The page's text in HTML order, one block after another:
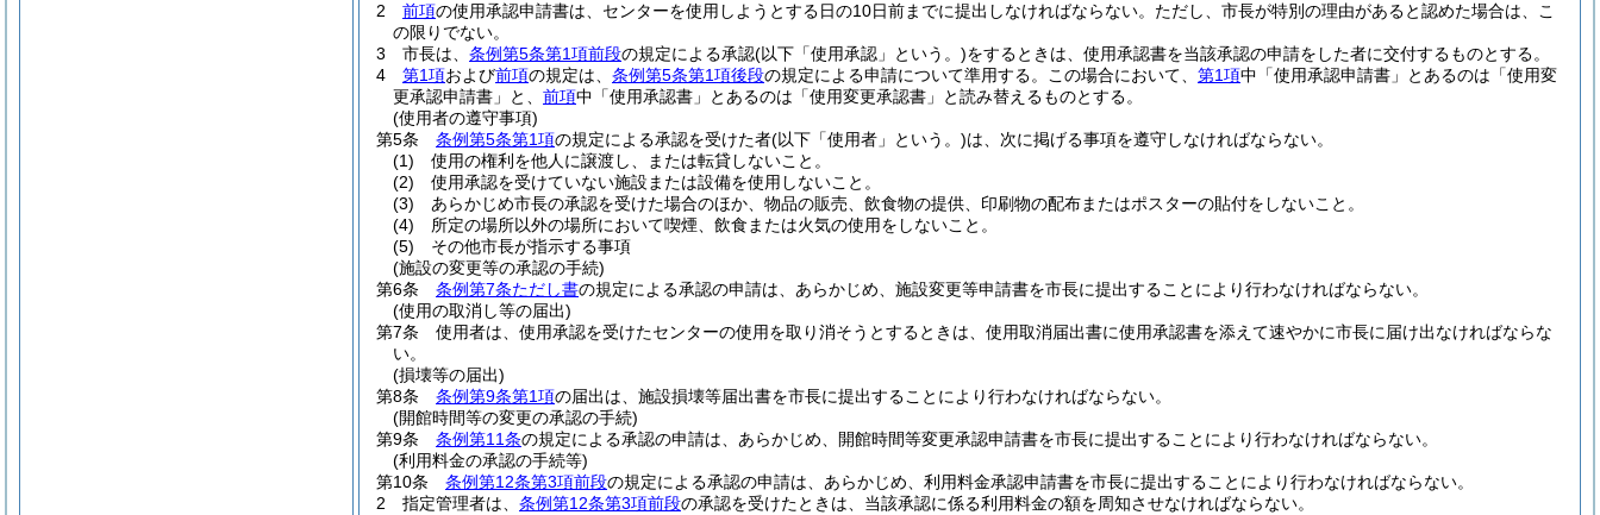
2
前項の使用承認申請書は、センターを使用しようとする日の10日前までに提出しなければならない。 ただし、市長が特別の理由があると認めた場合は、こ
の限りでない。
3
市長は、 条例第5条第1項前段の規定による承認(以下「使用承認」という。)をするときは、使用承認書を当該承認の申請をした者に交付するものとする。
4
第1項および前項の規定は、 条例第5条第1項後段の規定による申請について準用する。 この場合において、 第1項中「使用承認申請書」とあるのは「使用変
更承認申請書」と、 前項中「使用承認書」とあるのは「使用変更承認書」と読み替えるものとする。
(使用者の遵守事項)
第5条
条例第5条第1項の規定による承認を受けた者(以下「使用者」という。)は、次に掲げる事項を遵守しなければならない。
(1)
使用の権利を他人に譲渡し、または転貸しないこと。
(2)
使用承認を受けていない施設または設備を使用しないこと。
(3)
あらかじめ市長の承認を受けた場合のほか、物品の販売、飲食物の提供、印刷物の配布またはポスターの貼付をしないこと。
(4)
所定の場所以外の場所において喫煙、飲食または火気の使用をしないこと。
(5)
その他市長が指示する事項
(施設の変更等の承認の手続)
第6条
条例第7条ただし書の規定による承認の申請は、あらかじめ、施設変更等申請書を市長に提出することにより行わなければならない。
(使用の取消し等の届出)
第7条
使用者は、使用承認を受けたセンターの使用を取り消そうとするときは、使用取消届出書に使用承認書を添えて速やかに市長に届け出なければならな
い。
(損壊等の届出)
第8条
条例第9条第1項の届出は、施設損壊等届出書を市長に提出することにより行わなければならない。
(開館時間等の変更の承認の手続)
第9条
条例第11条の規定による承認の申請は、あらかじめ、開館時間等変更承認申請書を市長に提出することにより行わなければならない。
(利用料金の承認の手続等)
第10条
条例第12条第3項前段の規定による承認の申請は、あらかじめ、利用料金承認申請書を市長に提出することにより行わなければならない。
2
指定管理者は、 条例第12条第3項前段の承認を受けたときは、当該承認に係る利用料金の額を周知させなければならない。